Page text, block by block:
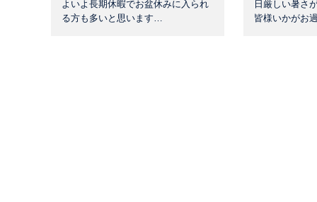
よいよ長期休暇でお盆休みに入られ
る方も多いと思います…
日厳しい暑さ
皆様いかがお